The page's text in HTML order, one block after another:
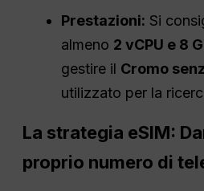
Prestazioni: Si
almeno 2 vCPU e 8
gestire il Cromo
utilizzato per la
La strategia eSIM:
proprio numero di